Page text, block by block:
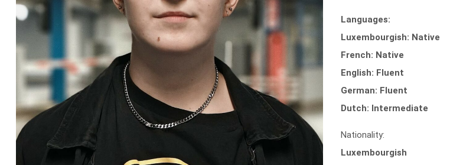
Languages:
Luxembourgish: Native
French: Native
English: Fluent
German: Fluent
Dutch: Intermediate
Nationality:
Luxembourgish